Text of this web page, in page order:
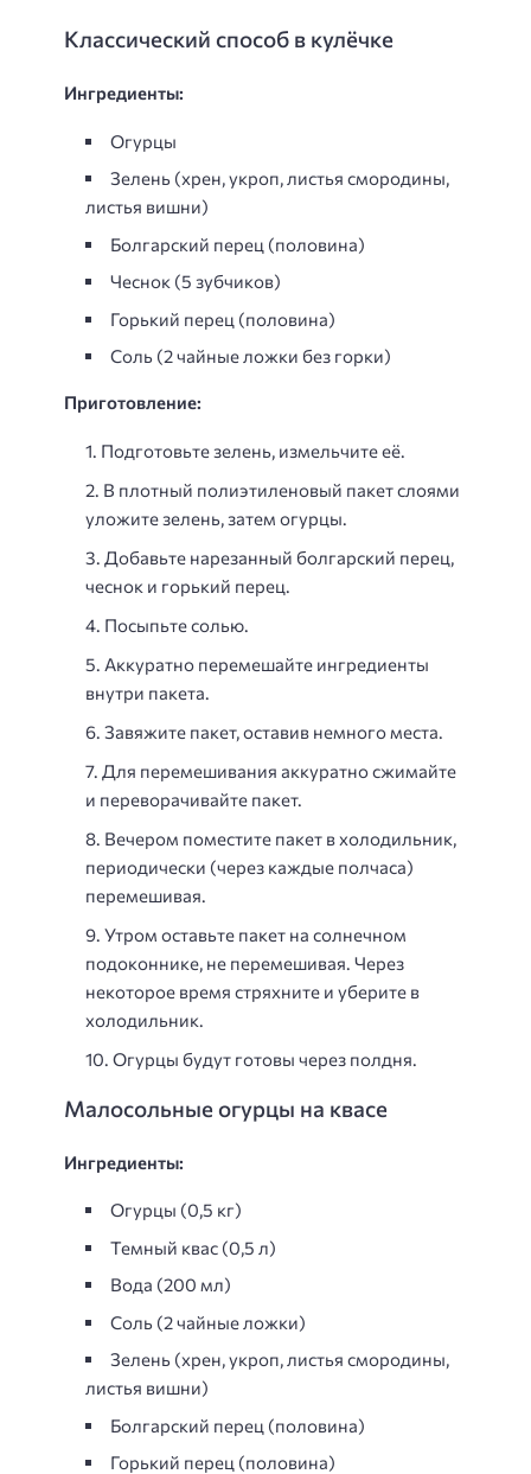
Классический способ в кулёчке
Ингредиенты:
Огурцы
Зелень (хрен, укроп, листья смородины,
листья вишни)
Болгарский перец (половина)
Чеснок (5 зубчиков)
Горький перец (половина)
Соль (2 чайные ложки без горки)
Приготовление:
Подготовьте зелень, измельчите её.
В плотный полиэтиленовый пакет слоями
уложите зелень, затем огурцы.
Добавьте нарезанный болгарский перец,
чеснок и горький перец.
Посыпьте солью.
Аккуратно перемешайте ингредиенты
внутри пакета.
Завяжите пакет, оставив немного места.
Для перемешивания аккуратно сжимайте
и переворачивайте пакет.
Вечером поместите пакет в холодильник,
периодически (через каждые полчаса)
перемешивая.
Утром оставьте пакет на солнечном
подоконнике, не перемешивая. Через
некоторое время стряхните и уберите в
холодильник.
Огурцы будут готовы через полдня.
Малосольные огурцы на квасе
Ингредиенты:
Огурцы (0,5 кг)
Темный квас (0,5 л)
Вода (200 мл)
Соль (2 чайные ложки)
Зелень (хрен, укроп, листья смородины,
листья вишни)
Болгарский перец (половина)
Горький перец (половина)